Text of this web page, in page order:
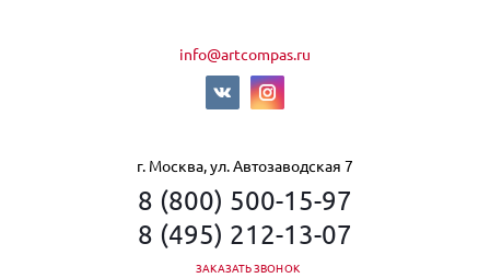
info@artcompas.ru
г. Москва, ул. Автозаводская 7
8 (800) 500-15-97
8 (495) 212-13-07
ЗАКАЗАТЬ ЗВОНОК